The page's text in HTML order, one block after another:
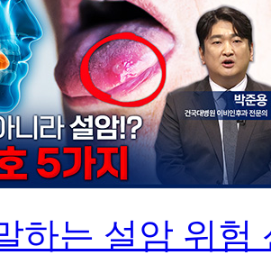
하는 설암 위험